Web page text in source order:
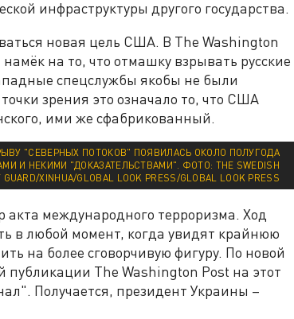
инфраструктуры другого государства.
новая цель США. В The Washington
на то, что отмашку взрывать русские
спецслужбы якобы не были
зрения это означало то, что США
ими же сфабрикованный.
"СЕВЕРНЫХ ПОТОКОВ" ПОЯВИЛАСЬ ОКОЛО ПОЛУГОДА
И НЕКИМИ "ДОКАЗАТЕЛЬСТВАМИ". ФОТО: THE SWEDISH
GUARD/XINHUA/GLOBAL LOOK PRESS/GLOBAL LOOK PRESS
акта международного терроризма. Ход
в любой момент, когда увидят крайнюю
на более сговорчивую фигуру. По новой
The Washington Post на этот
Получается, президент Украины –